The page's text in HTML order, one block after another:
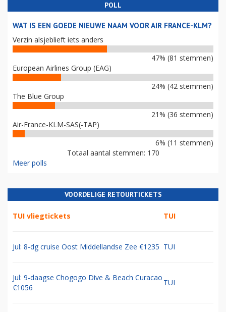
POLL
WAT IS EEN GOEDE NIEUWE NAAM VOOR AIR FRANCE-KLM?
Verzin alsjeblieft iets anders
47% (81 stemmen)
European Airlines Group (EAG)
24% (42 stemmen)
The Blue Group
21% (36 stemmen)
Air-France-KLM-SAS(-TAP)
6% (11 stemmen)
Totaal aantal stemmen: 170
Meer polls
VOORDELIGE RETOURTICKETS
TUI vliegtickets TUI
Jul: 8-dg cruise Oost Middellandse Zee €1235 TUI
Jul: 9-daagse Chogogo Dive & Beach Curacao
€1056
TUI